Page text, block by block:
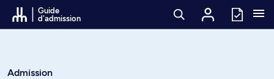
Passer au contenu
Guide
d'admission
Admission